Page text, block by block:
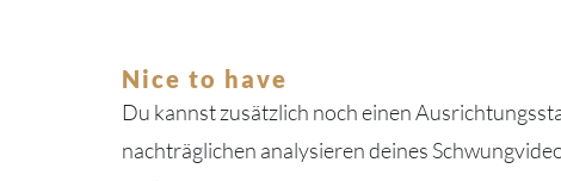
Nice to have
Du kannst zusätzlich noch einen
nachträglichen analysieren deines